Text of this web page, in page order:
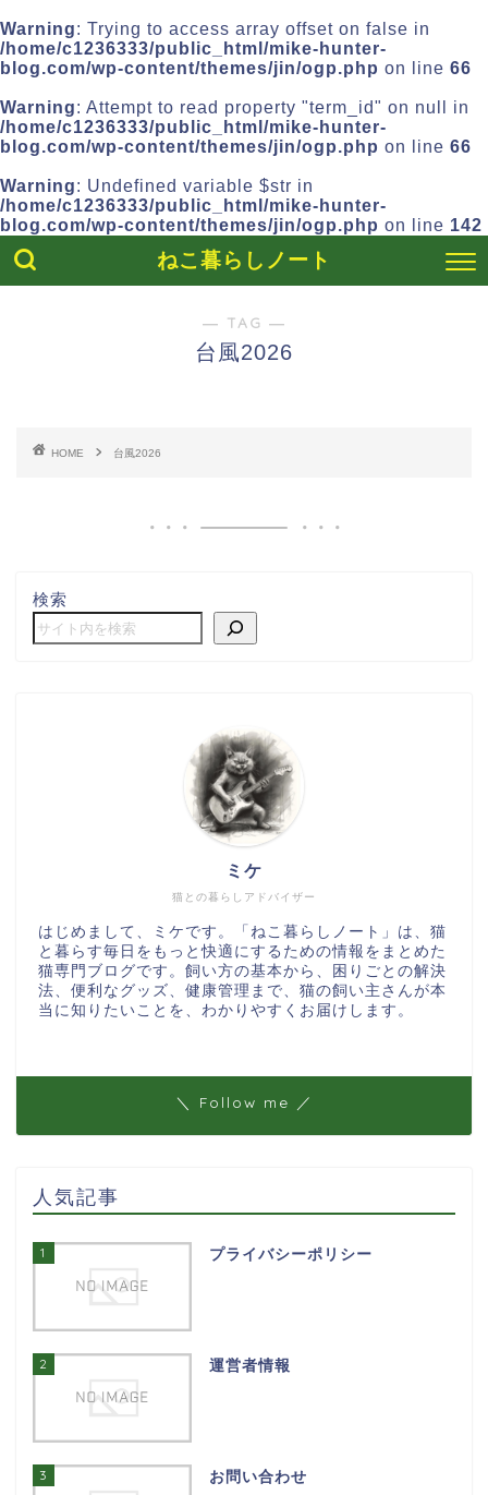
Warning: Trying to access array offset on false in
/home/c1236333/public_html/mike-hunter-
blog.com/wp-content/themes/jin/ogp.php on line 66
Warning: Attempt to read property "term_id" on null in
/home/c1236333/public_html/mike-hunter-
blog.com/wp-content/themes/jin/ogp.php on line 66
Warning: Undefined variable $str in
/home/c1236333/public_html/mike-hunter-
blog.com/wp-content/themes/jin/ogp.php on line 142
ねこ暮らしノート
― TAG ―
台風2026
HOME 台風2026
検索
猫との暮らしアドバイザー
ミケ
はじめまして、ミケです。「ねこ暮らしノート」は、猫
と暮らす毎日をもっと快適にするための情報をまとめた
猫専門ブログです。飼い方の基本から、困りごとの解決
法、便利なグッズ、健康管理まで、猫の飼い主さんが本
当に知りたいことを、わかりやすくお届けします。
＼ Follow me ／
人気記事
1 プライバシーポリシー
2 運営者情報
3 お問い合わせ